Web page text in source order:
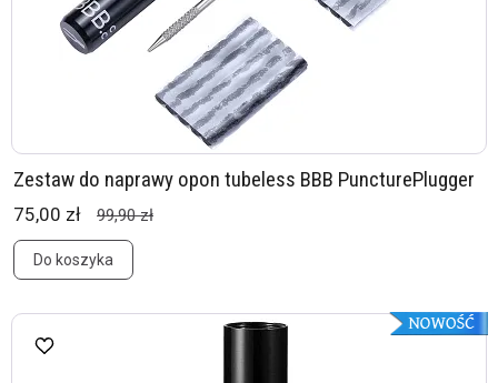
Zestaw do naprawy opon tubeless BBB PuncturePlugger
75,00 zł 99,90 zł
Do koszyka